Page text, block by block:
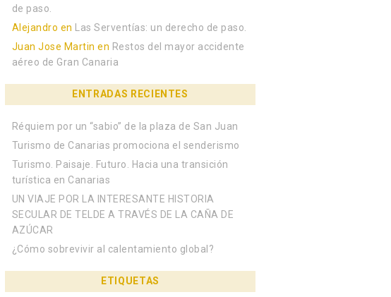
de paso.
Alejandro en Las Serventías: un derecho de paso.
Juan Jose Martin en Restos del mayor accidente
aéreo de Gran Canaria
ENTRADAS RECIENTES
Réquiem por un “sabio” de la plaza de San Juan
Turismo de Canarias promociona el senderismo
Turismo. Paisaje. Futuro. Hacia una transición
turística en Canarias
UN VIAJE POR LA INTERESANTE HISTORIA
SECULAR DE TELDE A TRAVÉS DE LA CAÑA DE
AZÚCAR
¿Cómo sobrevivir al calentamiento global?
ETIQUETAS